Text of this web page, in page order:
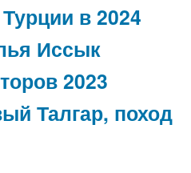
в 2024
Иссык
2023
Талгар, поход